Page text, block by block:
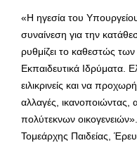
«Η ηγεσία του
συναίνεση για την
ρυθμίζει το καθεστώς
Εκπαιδευτικά Ιδρύματα.
ειλικρινείς και να
αλλαγές, ικανοποιώντας,
πολύτεκνων
Τομεάρχης Παιδείας,